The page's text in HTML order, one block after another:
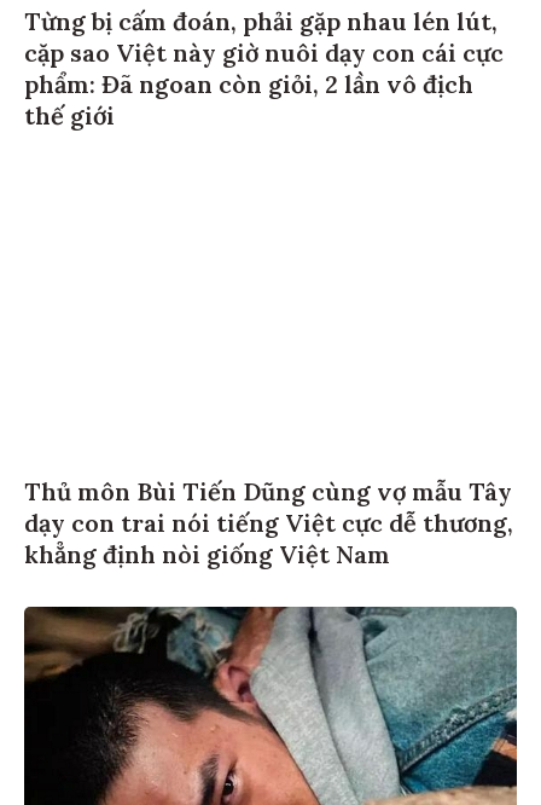
Từng bị cấm đoán, phải gặp nhau lén lút,
cặp sao Việt này giờ nuôi dạy con cái cực
phẩm: Đã ngoan còn giỏi, 2 lần vô địch
thế giới
Thủ môn Bùi Tiến Dũng cùng vợ mẫu Tây
dạy con trai nói tiếng Việt cực dễ thương,
khẳng định nòi giống Việt Nam